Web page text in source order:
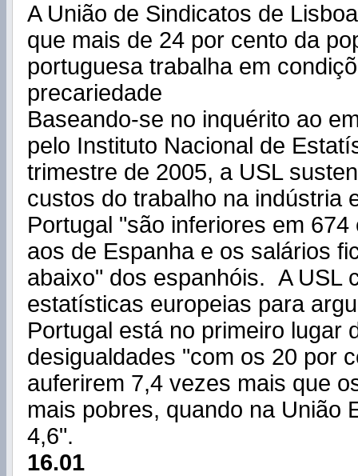
A União de Sindicatos de
que mais de 24 por cento da
portuguesa trabalha em
precariedade
Baseando-se no inquérito ao
pelo Instituto Nacional de
trimestre de 2005, a USL
custos do trabalho na indústria
Portugal "são inferiores em
aos de Espanha e os salários
abaixo" dos espanhóis. A USL
estatísticas europeias para
Portugal está no primeiro lugar
desigualdades "com os 20 por
auferirem 7,4 vezes mais que
mais pobres, quando na União
4,6".
16.01